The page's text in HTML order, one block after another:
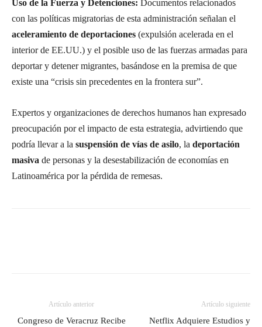
Uso de la Fuerza y Detenciones: Documentos relacionados
con las políticas migratorias de esta administración señalan el
aceleramiento de deportaciones (expulsión acelerada en el
interior de EE.UU.) y el posible uso de las fuerzas armadas para
deportar y detener migrantes, basándose en la premisa de que
existe una “crisis sin precedentes en la frontera sur”.
Expertos y organizaciones de derechos humanos han expresado
preocupación por el impacto de esta estrategia, advirtiendo que
podría llevar a la suspensión de vías de asilo, la deportación
masiva de personas y la desestabilización de economías en
Latinoamérica por la pérdida de remesas.
Artículo anterior
Congreso de Veracruz Recibe
Artículo siguiente
Netflix Adquiere Estudios y